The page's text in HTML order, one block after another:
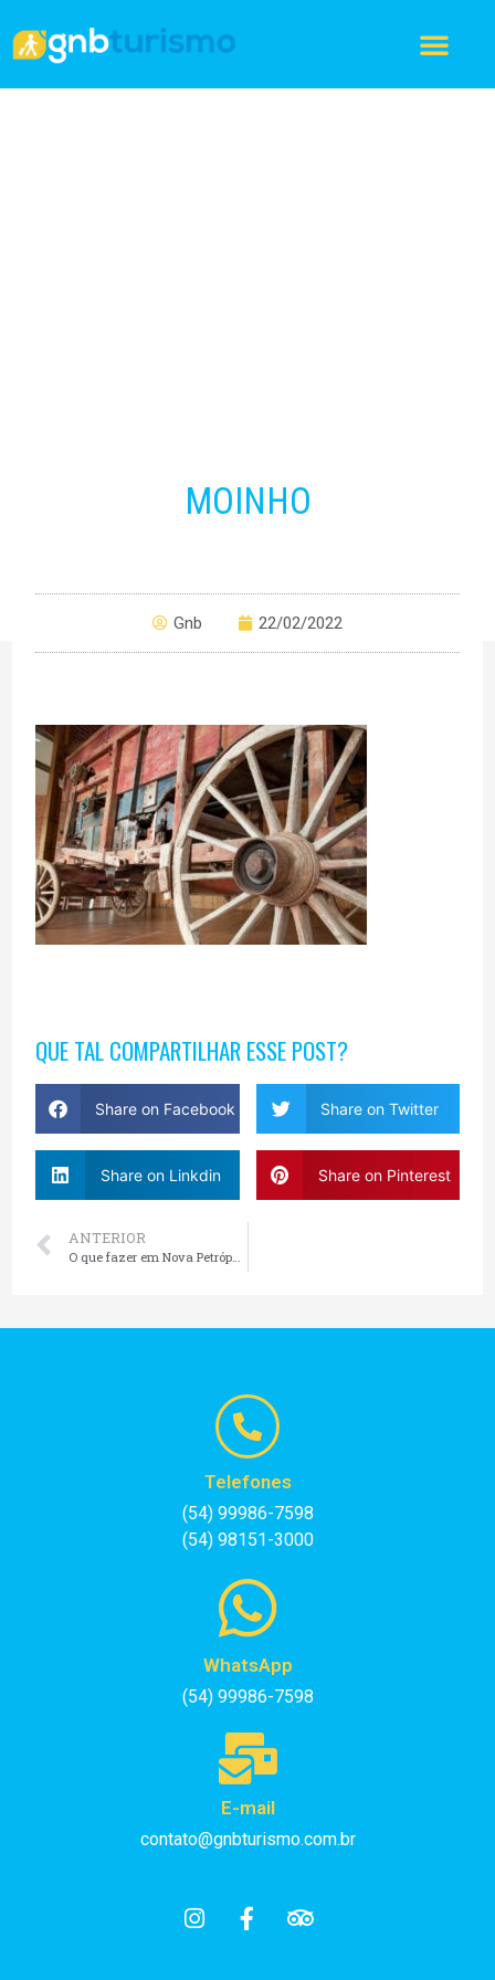
MOINHO
Gnb 22/02/2022
QUE TAL COMPARTILHAR ESSE POST?
Share on Facebook Share on Twitter
Share on Linkdin Share on Pinterest
ANTERIOR
O que fazer em Nova Petrópolis RS
Telefones
(54) 99986-7598
(54) 98151-3000
WhatsApp
(54) 99986-7598
E-mail
contato@gnbturismo.com.br